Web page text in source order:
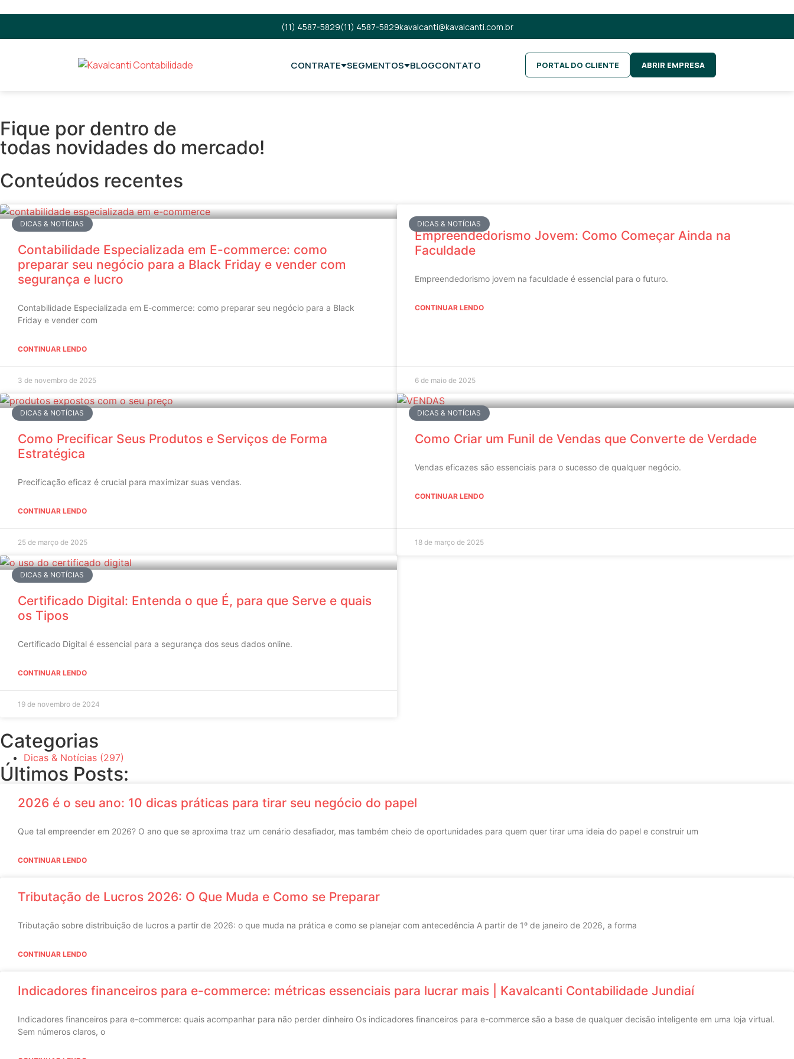
(11) 4587-5829(11) 4587-5829kavalcanti@kavalcanti.com.br
CONTRATE SEGMENTOS BLOGCONTATO PORTAL DO CLIENTE ABRIR EMPRESA
Fique por dentro de
todas novidades do mercado!
Conteúdos recentes
DICAS & NOTÍCIAS
Contabilidade Especializada em E-commerce: como
preparar seu negócio para a Black Friday e vender com
segurança e lucro
Contabilidade Especializada em E-commerce: como preparar seu negócio para a Black
Friday e vender com
CONTINUAR LENDO
3 de novembro de 2025
DICAS & NOTÍCIAS
Empreendedorismo Jovem: Como Começar Ainda na
Faculdade
Empreendedorismo jovem na faculdade é essencial para o futuro.
CONTINUAR LENDO
6 de maio de 2025
DICAS & NOTÍCIAS
Como Precificar Seus Produtos e Serviços de Forma
Estratégica
Precificação eficaz é crucial para maximizar suas vendas.
CONTINUAR LENDO
25 de março de 2025
DICAS & NOTÍCIAS
Como Criar um Funil de Vendas que Converte de Verdade
Vendas eficazes são essenciais para o sucesso de qualquer negócio.
CONTINUAR LENDO
18 de março de 2025
DICAS & NOTÍCIAS
Certificado Digital: Entenda o que É, para que Serve e quais
os Tipos
Certificado Digital é essencial para a segurança dos seus dados online.
CONTINUAR LENDO
19 de novembro de 2024
Categorias
Dicas & Notícias (297)
Últimos Posts:
2026 é o seu ano: 10 dicas práticas para tirar seu negócio do papel
Que tal empreender em 2026? O ano que se aproxima traz um cenário desafiador, mas também cheio de oportunidades para quem quer tirar uma ideia do papel e construir um
CONTINUAR LENDO
Tributação de Lucros 2026: O Que Muda e Como se Preparar
Tributação sobre distribuição de lucros a partir de 2026: o que muda na prática e como se planejar com antecedência A partir de 1º de janeiro de 2026, a forma
CONTINUAR LENDO
Indicadores financeiros para e-commerce: métricas essenciais para lucrar mais | Kavalcanti Contabilidade Jundiaí
Indicadores financeiros para e-commerce: quais acompanhar para não perder dinheiro Os indicadores financeiros para e-commerce são a base de qualquer decisão inteligente em uma loja virtual.
Sem números claros, o